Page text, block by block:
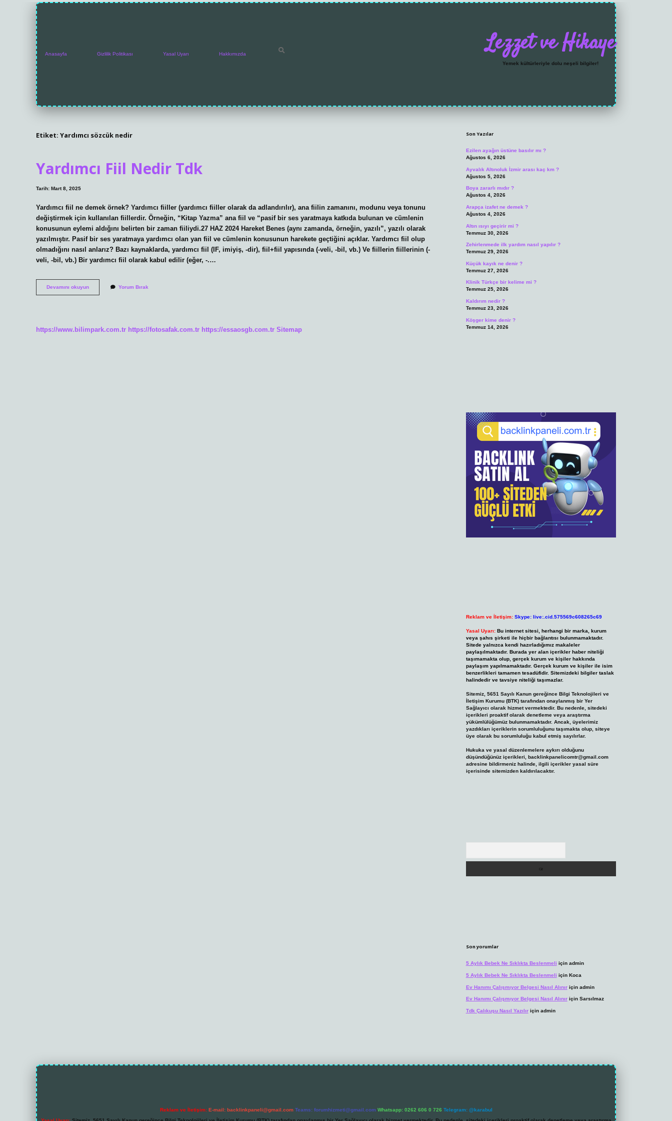
Anasayfa Gizlilik Politikası Yasal Uyarı Hakkımızda Lezzet ve Hikaye
Yemek kültürleriyle dolu neşeli bilgiler!
Etiket: Yardımcı sözcük nedir
Yardımcı Fiil Nedir Tdk
Tarih: Mart 8, 2025
Yardımcı fiil ne demek örnek? Yardımcı fiiller (yardımcı fiiller olarak da adlandırılır), ana fiilin zamanını, modunu veya tonunu
değiştirmek için kullanılan fiillerdir. Örneğin, “Kitap Yazma” ana fiil ve “pasif bir ses yaratmaya katkıda bulunan ve cümlenin
konusunun eylemi aldığını belirten bir zaman fiiliydi.27 HAZ 2024 Hareket Benes (aynı zamanda, örneğin, yazılı”, yazılı olarak
yazılmıştır. Pasif bir ses yaratmaya yardımcı olan yan fiil ve cümlenin konusunun harekete geçtiğini açıklar. Yardımcı fiil olup
olmadığını nasıl anlarız? Bazı kaynaklarda, yardımcı fiil (IF, imiyiş, -dir), fiil+fiil yapısında (-veli, -bil, vb.) Ve fiillerin fiillerinin (-
veli, -bil, vb.) Bir yardımcı fiil olarak kabul edilir (eğer, -.…
Devamını okuyunYardımcı
Fiil
Yorum Bırak
https://www.bilimpark.com.tr https://fotosafak.com.tr https://essaosgb.com.tr Sitemap
Sidebar
Son Yazılar
Ezilen ayağın üstüne basılır mı ?
Ağustos 6, 2026
Ayvalık Altınoluk İzmir arası kaç km ?
Ağustos 5, 2026
Boya zararlı mıdır ?
Ağustos 4, 2026
Arapça izafet ne demek ?
Ağustos 4, 2026
Altın ısıyı geçirir mi ?
Temmuz 30, 2026
Zehirlenmede ilk yardım nasıl yapılır ?
Temmuz 29, 2026
Küçük kayık ne denir ?
Temmuz 27, 2026
Klinik Türkçe bir kelime mi ?
Temmuz 25, 2026
Kaldırım nedir ?
Temmuz 23, 2026
Köşger kime denir ?
Temmuz 14, 2026
Reklam ve İletişim: Skype: live:.cid.575569c608265c69
Yasal Uyarı: Bu internet sitesi, herhangi bir marka, kurum
veya şahıs şirketi ile hiçbir bağlantısı bulunmamaktadır.
Sitede yalnızca kendi hazırladığımız makaleler
paylaşılmaktadır. Burada yer alan içerikler haber niteliği
taşımamakta olup, gerçek kurum ve kişiler hakkında
paylaşım yapılmamaktadır. Gerçek kurum ve kişiler ile isim
benzerlikleri tamamen tesadüfidir. Sitemizdeki bilgiler taslak
halindedir ve tavsiye niteliği taşımazlar.
Sitemiz, 5651 Sayılı Kanun gereğince Bilgi Teknolojileri ve
İletişim Kurumu (BTK) tarafından onaylanmış bir Yer
Sağlayıcı olarak hizmet vermektedir. Bu nedenle, sitedeki
içerikleri proaktif olarak denetleme veya araştırma
yükümlülüğümüz bulunmamaktadır. Ancak, üyelerimiz
yazdıkları içeriklerin sorumluluğunu taşımakta olup, siteye
üye olarak bu sorumluluğu kabul etmiş sayılırlar.
Hukuka ve yasal düzenlemelere aykırı olduğunu
düşündüğünüz içerikleri, backlinkpanelicomtr@gmail.com
adresine bildirmeniz halinde, ilgili içerikler yasal süre
içerisinde sitemizden kaldırılacaktır.
Son yorumlar
5 Aylık Bebek Ne Sıklıkta Beslenmeli için admin
5 Aylık Bebek Ne Sıklıkta Beslenmeli için Koca
Ev Hanımı Çalışmıyor Belgesi Nasıl Alınıriçin admin
Ev Hanımı Çalışmıyor Belgesi Nasıl Alınıriçin Sarsılmaz
Tdk Çalıkuşu Nasıl Yazılıriçin admin
Reklam ve İletişim: E-mail: backlinkpaneli@gmail.com Teams: forumhizmeti@gmail.com Whatsapp: 0262 606 0 726 Telegram: @karabul